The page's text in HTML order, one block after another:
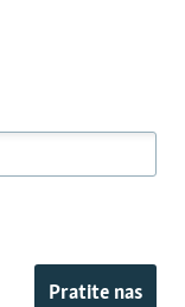
Pratite nas